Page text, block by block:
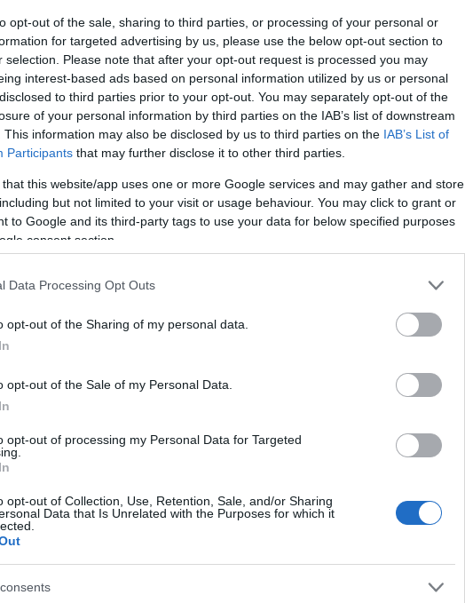
opt-out of the sale, sharing to third parties, or processing of your personal or
for targeted advertising by us, please use the below opt-out section to
selection. Please note that after your opt-out request is processed you may
interest-based ads based on personal information utilized by us or personal
to third parties prior to your opt-out. You may separately opt-out of the
of your personal information by third parties on the IAB’s list of downstream
This information may also be disclosed by us to third parties on the IAB’s List of
Participants that may further disclose it to other third parties.
that this website/app uses one or more Google services and may gather and store
but not limited to your visit or usage behaviour. You may click to grant or
to Google and its third-party tags to use your data for below specified purposes
consent section.
Data Processing Opt Outs
opt-out of the Sharing of my personal data.
opt-out of the Sale of my Personal Data.
opt-out of processing my Personal Data for Targeted
opt-out of Collection, Use, Retention, Sale, and/or Sharing
Data that Is Unrelated with the Purposes for which it
sorstársak
Amadea blogja
Amilgade
Andiamo
Ani a könyvek világában
Annamarie
AnniPanni
Bridge olvas
Byblos
Carmencita
Christine
Katherine's Bookstore
Keményfedél
Könyvespolcom
Tetszik 0
Újdonságokról
Februári zárás
id/15655156
minősülnek, értük aszolgáltatás technikaiüzemeltetője semmilyen felelősséget nem
Részletek a